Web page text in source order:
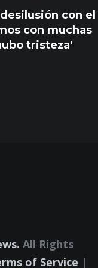
con el
con muchas
tristeza'
All Rights
of Service |